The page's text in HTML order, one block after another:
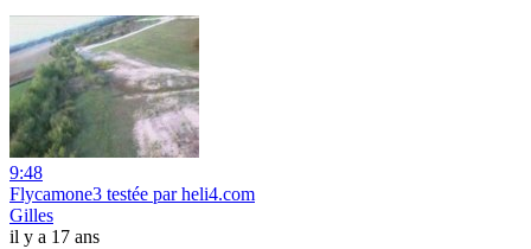
9:48
Flycamone3 testée par heli4.com
Gilles
il y a 17 ans